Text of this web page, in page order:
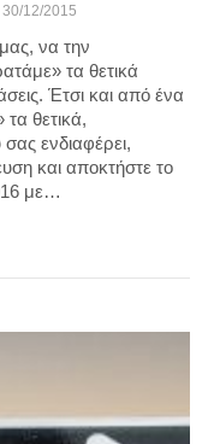
30/12/2015
να την
τα θετικά
Έτσι και από ένα
θετικά,
ενδιαφέρει,
και αποκτήστε το
με…